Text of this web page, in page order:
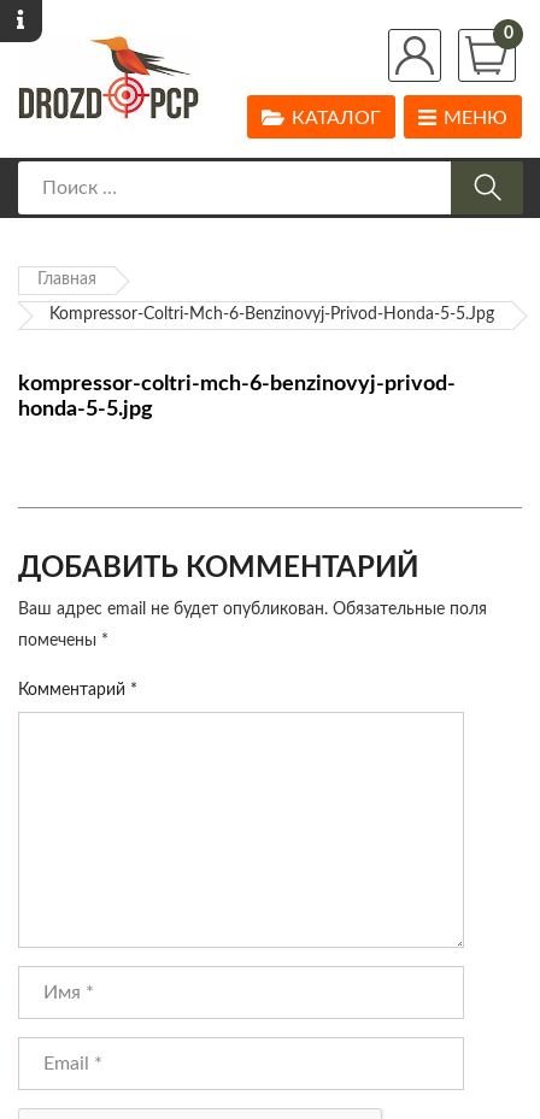
0
МЕНЮ
КАТАЛОГ
Главная
Kompressor-Coltri-Mch-6-Benzinovyj-Privod-Honda-5-5.jpg
kompressor-coltri-mch-6-benzinovyj-privod-
honda-5-5.jpg
ДОБАВИТЬ КОММЕНТАРИЙ
Ваш адрес email не будет опубликован. Обязательные поля
помечены *
Комментарий *